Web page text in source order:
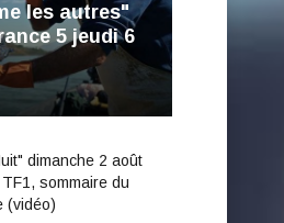
les autres"
5 jeudi 6
dimanche 2 août
sommaire du
(vidéo)